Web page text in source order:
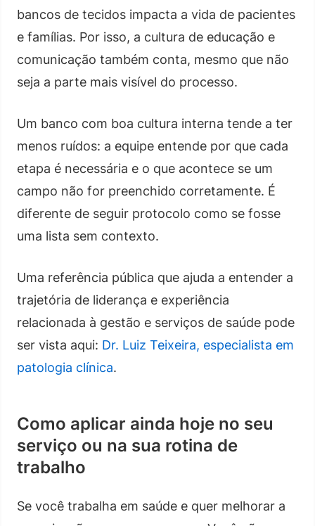
bancos de tecidos impacta a vida de pacientes
e famílias. Por isso, a cultura de educação e
comunicação também conta, mesmo que não
seja a parte mais visível do processo.
Um banco com boa cultura interna tende a ter
menos ruídos: a equipe entende por que cada
etapa é necessária e o que acontece se um
campo não for preenchido corretamente. É
diferente de seguir protocolo como se fosse
uma lista sem contexto.
Uma referência pública que ajuda a entender a
trajetória de liderança e experiência
relacionada à gestão e serviços de saúde pode
ser vista aqui: Dr. Luiz Teixeira, especialista em
patologia clínica.
Como aplicar ainda hoje no seu
serviço ou na sua rotina de
trabalho
Se você trabalha em saúde e quer melhorar a